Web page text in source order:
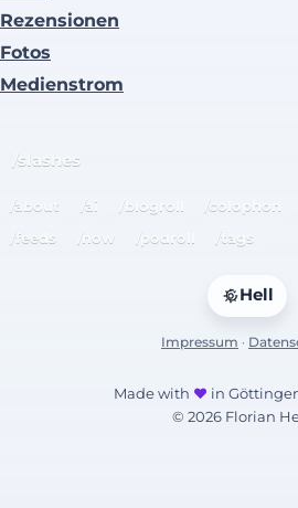
Rezensionen
Fotos
Medienstrom
/slashes
/about /ai /blogroll /colophon
/feeds
/now /podroll /tags
Hell
Impressum ·
Made with ♥ in
© 2026 Florian